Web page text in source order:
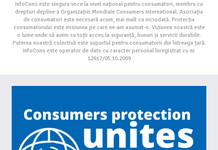
InfoCons este singura voce la nivel național pentru consumatori, membru cu
drepturi depline a Organizației Mondiale Consumers International. Asociația
de consumatori este necesară acum, mai mult ca niciodată. Protecția
consumatorului este misiunea pe care ne-am asumat-o. Viziunea noastră este
o lume unde să avem cu toții acces la siguranță, bunuri și servicii durabile.
Puterea noastră colectivă este suportul pentru consumatorii din întreaga țară.
InfoCons este operator de date cu caracter personal înregistrat cu nr.
12617/05.10.2009